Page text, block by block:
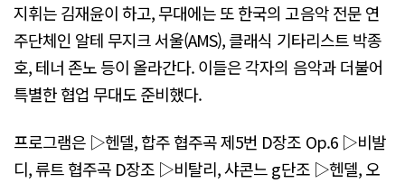
지휘는 김재윤이 하고, 무대에는 또 한국의 고음악 전문 연
주단체인 알테 무지크 서울(AMS), 클래식 기타리스트 박종
호, 테너 존노 등이 올라간다. 이들은 각자의 음악과 더불어
특별한 협업 무대도 준비했다.
프로그램은 ▷헨델, 합주 협주곡 제5번 D장조 Op.6 ▷비발
디, 류트 협주곡 D장조 ▷비탈리, 샤콘느 g단조 ▷헨델, 오